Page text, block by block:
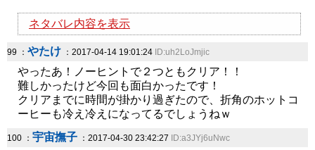
ネタバレ内容を表示
99 ： やたけ ：2017-04-14 19:01:24 ID:uh2LoJmjic
やったあ！ノーヒントで２つともクリア！！
難しかったけど今回も面白かったです！
クリアまでに時間が掛かり過ぎたので、折角のホットコ
ーヒーも冷え冷えになってるでしょうねｗ
100 ： 宇宙撫子 ：2017-04-30 23:42:27 ID:a3JYj6uNwc